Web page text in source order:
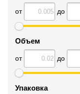
от до
Объем
от до
Упаковка